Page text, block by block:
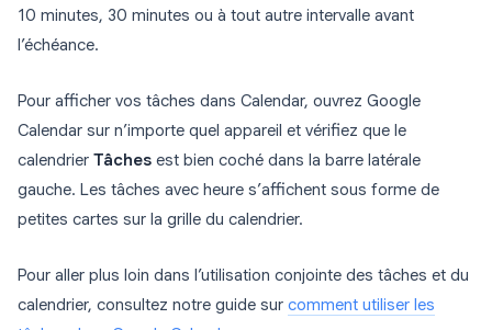
10 minutes, 30 minutes ou à tout autre intervalle avant
l’échéance.
Pour afficher vos tâches dans Calendar, ouvrez Google
Calendar sur n’importe quel appareil et vérifiez que le
calendrier Tâches est bien coché dans la barre latérale
gauche. Les tâches avec heure s’affichent sous forme de
petites cartes sur la grille du calendrier.
Pour aller plus loin dans l’utilisation conjointe des tâches et du
calendrier, consultez notre guide sur comment utiliser les